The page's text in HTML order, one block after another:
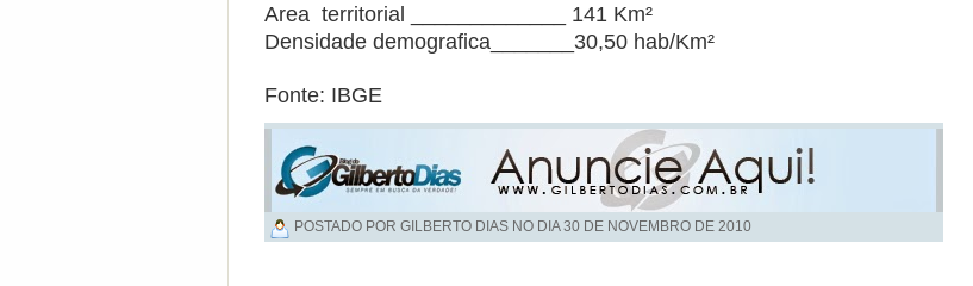
Area territorial _____________ 141 Km²
Densidade demografica_______30,50 hab/Km²
Fonte: IBGE
POSTADO POR GILBERTO DIAS NO DIA30 DE NOVEMBRO DE 2010